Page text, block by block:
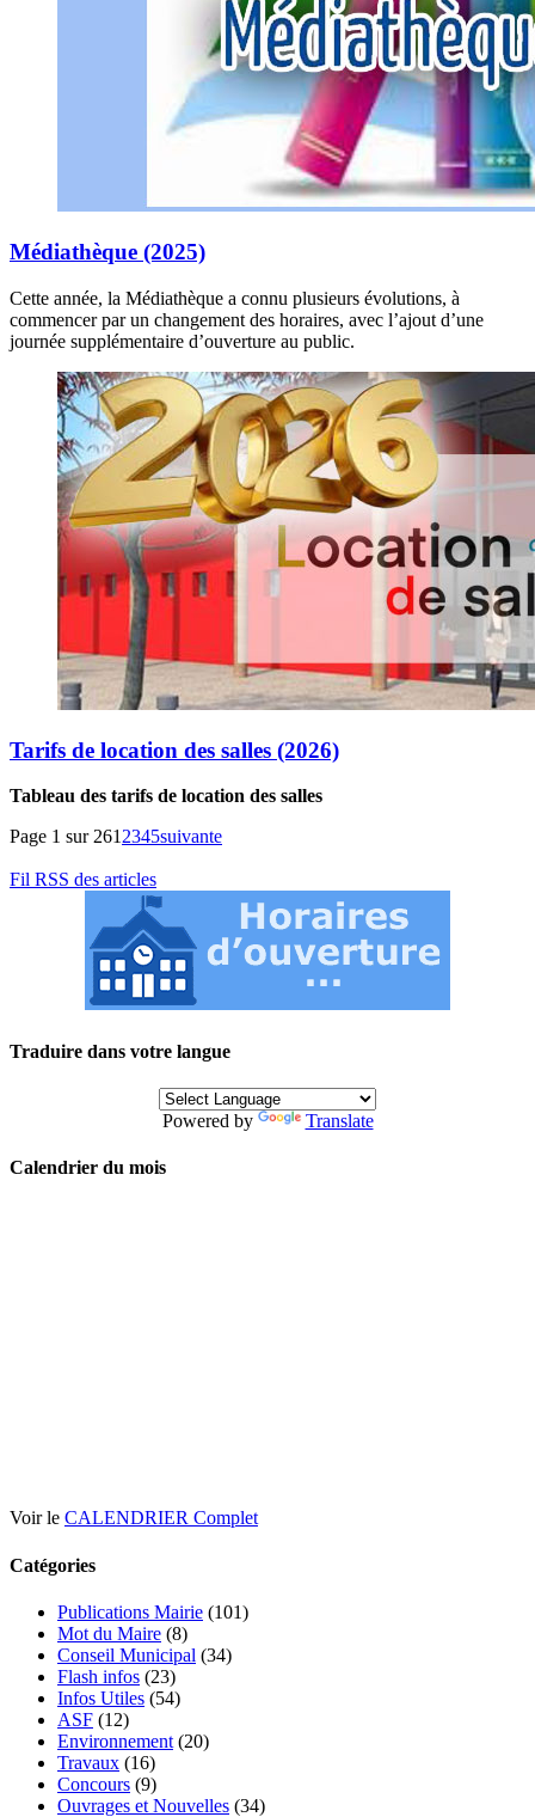
Médiathèque (2025)
Cette année, la Médiathèque a connu plusieurs évolutions, à
commencer par un changement des horaires, avec l’ajout d’une
journée supplémentaire d’ouverture au public.
Tarifs de location des salles (2026)
Tableau des tarifs de location des salles
Page 1 sur 261 2345suivante
Fil RSS des articles
Traduire dans votre langue
Powered by Translate
Calendrier du mois
Voir le CALENDRIER Complet
Catégories
Publications Mairie (101)
Mot du Maire (8)
Conseil Municipal (34)
Flash infos (23)
Infos Utiles (54)
ASF (12)
Environnement (20)
Travaux (16)
Concours (9)
Ouvrages et Nouvelles (34)